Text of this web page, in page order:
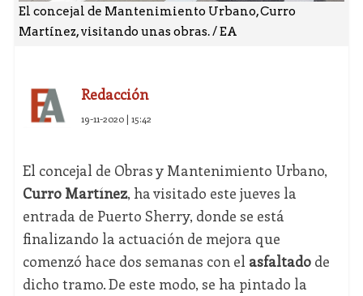
El concejal de Mantenimiento Urbano, Curro
Martínez, visitando unas obras. / EA
Redacción
19-11-2020 | 15:42
El concejal de Obras y Mantenimiento Urbano,
Curro Martínez, ha visitado este jueves la
entrada de Puerto Sherry, donde se está
finalizando la actuación de mejora que
comenzó hace dos semanas con el asfaltadode
dicho tramo. De este modo, se ha pintado la